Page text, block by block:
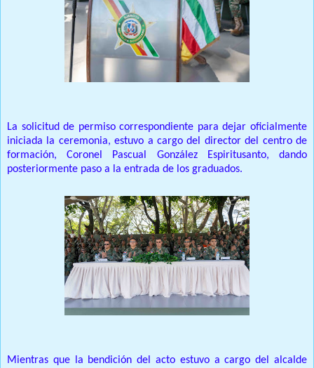
La solicitud de permiso correspondiente para dejar oficialmente
iniciada la ceremonia, estuvo a cargo del director del centro de
formación, Coronel Pascual González Espiritusanto, dando
posteriormente paso a la entrada de los graduados.
Mientras que la bendición del acto estuvo a cargo del alcalde